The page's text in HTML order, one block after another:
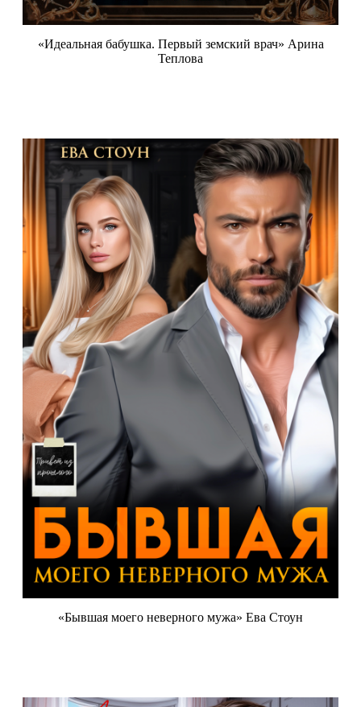
«Идеальная бабушка. Первый земский врач» Арина
Теплова
«Бывшая моего неверного мужа» Ева Стоун